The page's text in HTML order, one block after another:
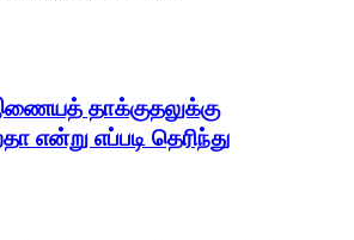
தாக்குதலுக்கு
என்று எப்படி தெரிந்து